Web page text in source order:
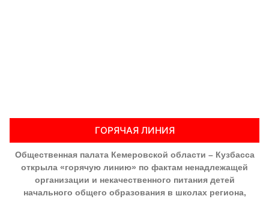
ГОРЯЧАЯ ЛИНИЯ
Общественная палата Кемеровской области – Кузбасса
открыла «горячую линию» по фактам ненадлежащей
организации и некачественного питания детей
начального общего образования в школах региона,